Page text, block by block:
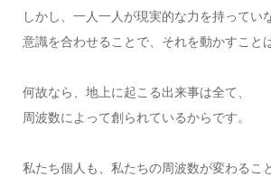
しかし、一人一人が現実的な力を持ってい
意識を合わせることで、それを動かすこと
何故なら、地上に起こる出来事は全て、
周波数によって創られているからです。
私たち個人も、私たちの周波数が変わるこ